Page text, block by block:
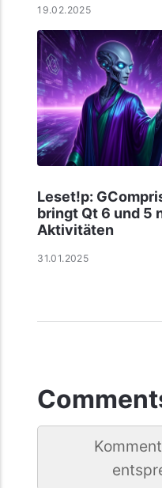
19.02.2025
Leset!p:
bringt Qt 6 und 5
Aktivitäten
31.01.2025